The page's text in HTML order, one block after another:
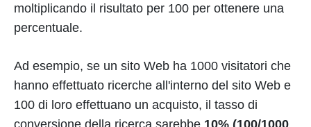
moltiplicando il risultato per 100 per ottenere una
percentuale.
Ad esempio, se un sito Web ha 1000 visitatori che
hanno effettuato ricerche all'interno del sito Web e
100 di loro effettuano un acquisto, il tasso di
conversione della ricerca sarebbe 10% (100/1000